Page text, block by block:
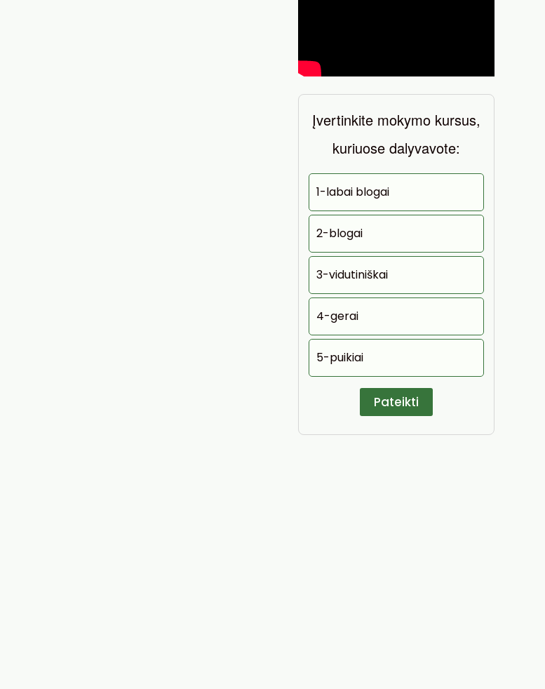
Įvertinkite mokymo kursus,
kuriuose dalyvavote:
1-labai blogai
2-blogai
3-vidutiniškai
4-gerai
5-puikiai